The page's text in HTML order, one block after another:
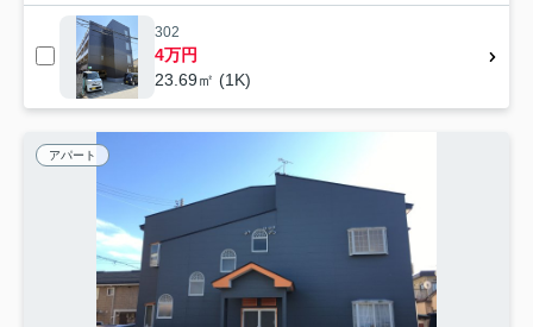
302
4万円
23.69㎡ (1K)
アパート